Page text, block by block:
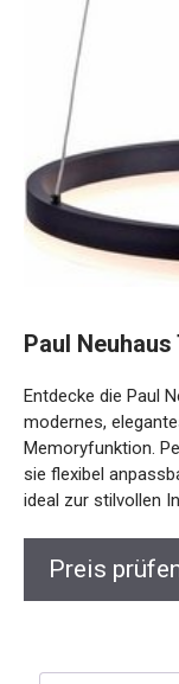
Paul
Entdecke die Paul
modernes,
Memoryfunktion.
sie flexibel
ideal zur stilvollen
Preis